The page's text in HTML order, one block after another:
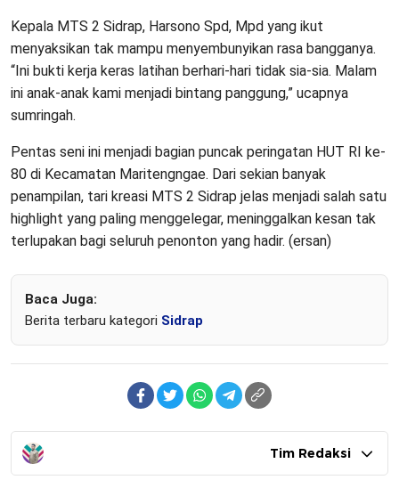
Kepala MTS 2 Sidrap, Harsono Spd, Mpd yang ikut
menyaksikan tak mampu menyembunyikan rasa bangganya.
“Ini bukti kerja keras latihan berhari-hari tidak sia-sia. Malam
ini anak-anak kami menjadi bintang panggung,” ucapnya
sumringah.
Pentas seni ini menjadi bagian puncak peringatan HUT RI ke-
80 di Kecamatan Maritengngae. Dari sekian banyak
penampilan, tari kreasi MTS 2 Sidrap jelas menjadi salah satu
highlight yang paling menggelegar, meninggalkan kesan tak
terlupakan bagi seluruh penonton yang hadir. (ersan)
Baca Juga:
Berita terbaru kategori Sidrap
Tim Redaksi